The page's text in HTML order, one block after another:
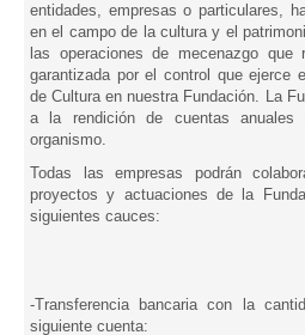
entidades, empresas o particulares,
en el campo de la cultura y el
las operaciones de mecenazgo
garantizada por el control que ejerce
de Cultura en nuestra Fundación. La
a la rendición de cuentas
organismo.
Todas las empresas podrán
proyectos y actuaciones de la
siguientes cauces:
-Transferencia bancaria con la
siguiente cuenta: